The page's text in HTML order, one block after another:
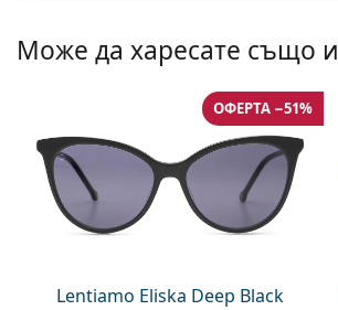
Може да харесате също и
Lentiamo Eliska Deep Black
ОФЕРТА −51%